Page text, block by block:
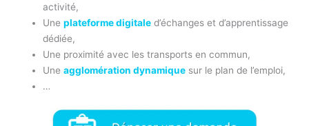
activité,
Uneplateforme digitale d’échanges et d’apprentissage
dédiée,
Une proximité avec les transports en commun,
Uneagglomération dynamique sur le plan de l’emploi,
…